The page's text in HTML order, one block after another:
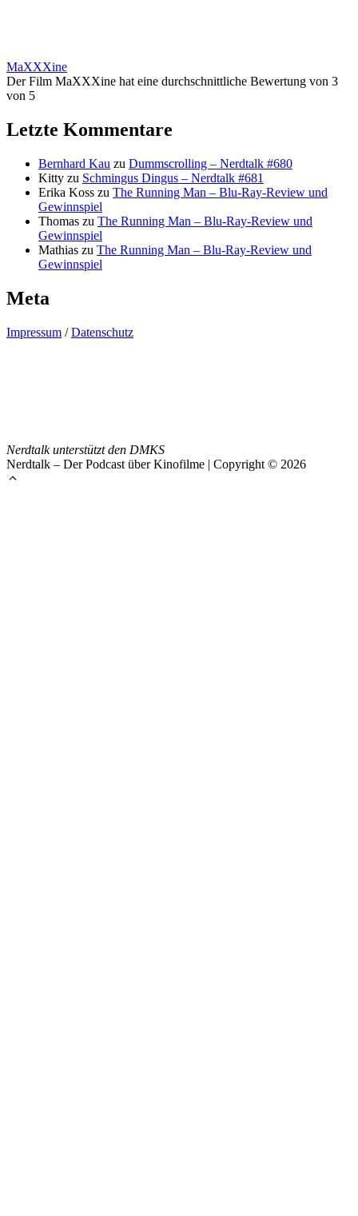
MaXXXine
Der Film MaXXXine hat eine durchschnittliche Bewertung von 3
von 5
Letzte Kommentare
Bernhard Kau zu Dummscrolling – Nerdtalk #680
Kitty zu Schmingus Dingus – Nerdtalk #681
Erika Koss zu The Running Man – Blu-Ray-Review und
Gewinnspiel
Thomas zu The Running Man – Blu-Ray-Review und
Gewinnspiel
Mathias zu The Running Man – Blu-Ray-Review und
Gewinnspiel
Meta
Impressum /Datenschutz
Nerdtalk unterstützt den DMKS
Nerdtalk – Der Podcast über Kinofilme | Copyright © 2026